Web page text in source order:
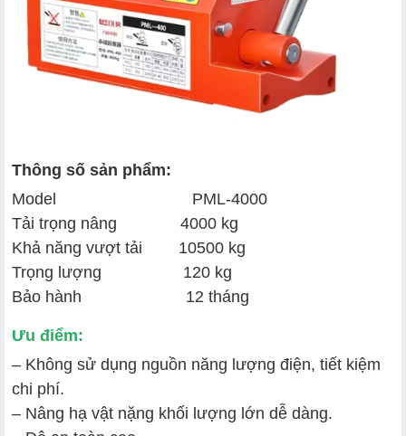
Thông số sản phẩm:
Model PML-4000
Tải trọng nâng 4000 kg
Khả năng vượt tải 10500 kg
Trọng lượng 120 kg
Bảo hành 12 tháng
Ưu điểm:
– Không sử dụng nguồn năng lượng điện, tiết kiệm
chi phí.
– Nâng hạ vật nặng khối lượng lớn dễ dàng.